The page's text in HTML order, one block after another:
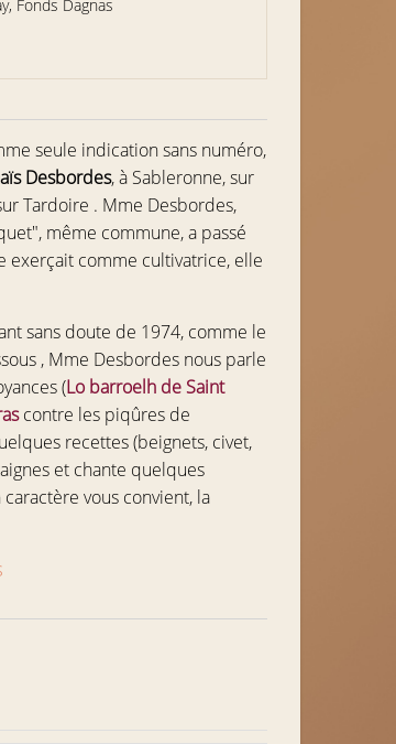
Fonds Dagnas
seule indication sans numéro,
Desbordes, à Sableronne, sur
Tardoire . Mme Desbordes,
même commune, a passé
exerçait comme cultivatrice, elle
sans doute de 1974, comme le
, Mme Desbordes nous parle
(Lo barroelh de Saint
contre les piqûres de
recettes (beignets, civet,
et chante quelques
vous convient, la